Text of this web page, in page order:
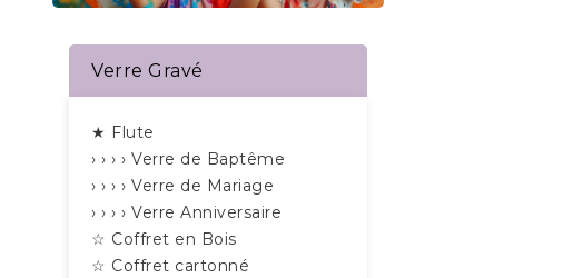
Verre Gravé
★ Flute
› › › › Verre de Baptême
› › › › Verre de Mariage
› › › › Verre Anniversaire
☆ Coffret en Bois
☆ Coffret cartonné